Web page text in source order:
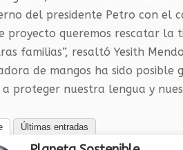
del presidente Petro con el
proyecto queremos rescatar
familias”, resaltó Yesith
de mangos ha sido posible
proteger nuestra lengua y
Últimas entradas